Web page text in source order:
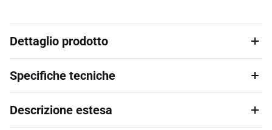
Dettaglio prodotto
Specifiche tecniche
Descrizione estesa